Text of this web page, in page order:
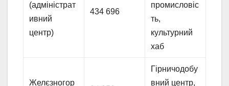
(адміністрат
ивний
центр)
434 696
промисловіс
ть,
культурний
хаб
Желєзногор
Гірничодобу
вний центр,